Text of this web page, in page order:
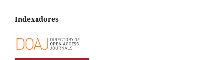
Indexadores